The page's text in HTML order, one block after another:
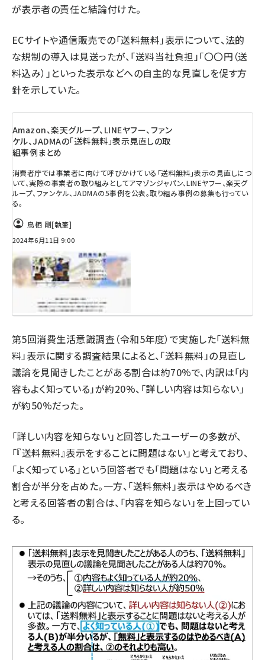
が表示者の責任と結論付けた。
ECサイトや通信販売での「送料無料」表示について、法的
な規制の導入は見送ったが、「送料当社負担」「〇〇円（送
料込み）」といった表示などへの自主的な見直しを促す方
針を示していた。
Amazon、楽天グループ、LINEヤフー、ファン
ケル、JADMAの「送料無料」表示見直しの取
組事例まとめ
消費者庁では事業者に向けて呼びかけている「送料無料」表示の見直しにつ
いて、実際の事業者の取り組みとしてアマゾンジャパン、LINEヤフー、楽天グ
ループ、ファンケル、JADMAの5事例を公表。取り組み事例の募集も行ってい
る。
鳥栖 剛[執筆]
2024年6月11日 9:00
第5回消費生活意識調査（令和5年度）で実施した「送料無
料」表示に関する調査結果によると、「送料無料」の見直し
議論を見聞きしたことがある割合は約70%で、内訳は「内
容もよく知っている」が約20%、「詳しい内容は知らない」
が約50%だった。
「詳しい内容を知らない」と回答したユーザーの多数が、
「『送料無料』表示をすることに問題はない」と考えており、
「よく知っている」という回答者でも「問題はない」と考える
割合が半分を占めた。一方、「送料無料」表示はやめるべき
と考える回答者の割合は、「内容を知らない」を上回ってい
る。